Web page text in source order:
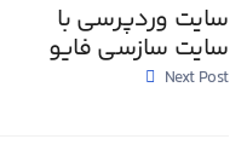
سایت وردپرسی با
سایت سازسی فایو
Next Post